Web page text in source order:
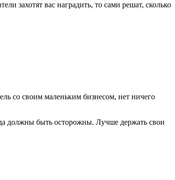
захотят вас наградить, то сами решат, сколько
со своим маленьким бизнесом, нет ничего
должны быть осторожны. Лучше держать свои